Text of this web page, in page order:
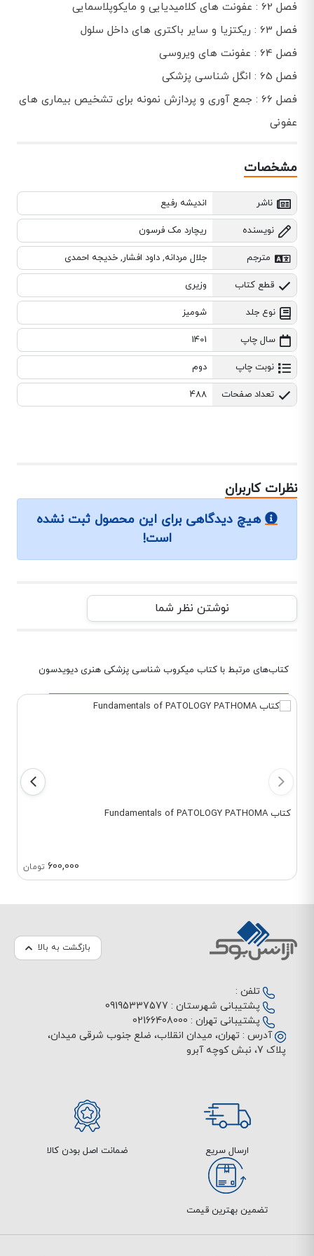
فصل 62 : عفونت های کلامیدیایی و مایکوپلاسمایی
فصل 63 : ریکتزیا و سایر باکتری های داخل سلول
فصل 64 : عفونت های ویروسی
فصل 65 : انگل شناسی پزشکی
فصل 66 : جمع آوری و پردازش نمونه برای تشخیص بیماری های
عفونی
مشخصات
ناشر اندیشه رفیع
نویسنده ریچارد مک فرسون
مترجم جلال مردانه, داود افشار, خدیجه احمدی
قطع کتاب وزیری
نوع جلد شومیز
سال چاپ 1401
نوبت چاپ دوم
تعداد صفحات 488
نظرات کاربران
هیچ دیدگاهی برای این محصول ثبت نشده
است!
نوشتن نظر شما
کتاب‌های مرتبط با کتاب میکروب شناسی پزشکی هنری دیویدسون
کتاب Fundamentals of PATOLOGY PATHOMA
600,000 تومان
بازگشت به بالا
تلفن :
پشتیبانی شهرستان : 09195337577
پشتیبانی تهران : 02166408000
آدرس : تهران، میدان انقلاب، ضلع جنوب شرقی میدان،
پلاک 7، نبش کوچه آبرو
ارسال سریع ضمانت اصل بودن کالا
تضمین بهترین قیمت